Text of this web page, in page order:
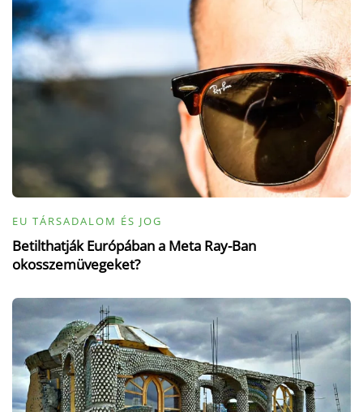
EU TÁRSADALOM ÉS JOG
Betilthatják Európában a Meta Ray-Ban
okosszemüvegeket?